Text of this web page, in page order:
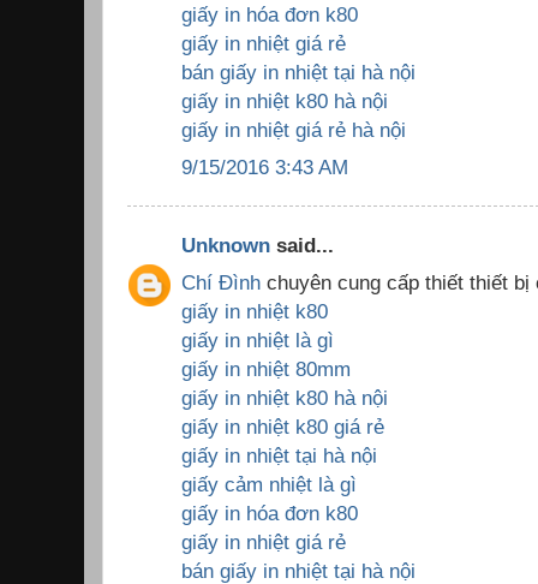
giấy in hóa đơn k80
giấy in nhiệt giá rẻ
bán giấy in nhiệt tại hà nội
giấy in nhiệt k80 hà nội
giấy in nhiệt giá rẻ hà nội
9/15/2016 3:43 AM
Unknown said...
Chí Đình chuyên cung cấp thiết thiết bị
giấy in nhiệt k80
giấy in nhiệt là gì
giấy in nhiệt 80mm
giấy in nhiệt k80 hà nội
giấy in nhiệt k80 giá rẻ
giấy in nhiệt tại hà nội
giấy cảm nhiệt là gì
giấy in hóa đơn k80
giấy in nhiệt giá rẻ
bán giấy in nhiệt tại hà nội